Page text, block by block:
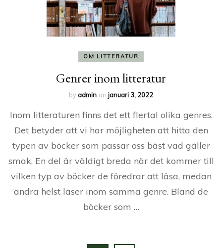
OM LITTERATUR
Genrer inom litteratur
byadmin on januari 3, 2022
Inom litteraturen finns det ett flertal olika genres.
Det betyder att vi har möjligheten att hitta den
typen av böcker som passar oss bäst vad gäller
smak. En del är väldigt breda när det kommer till
vilken typ av böcker de föredrar att läsa, medan
andra helst läser inom samma genre. Bland de
böcker som …